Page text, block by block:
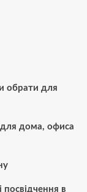
обрати для
дома, офиса
посвідчення в